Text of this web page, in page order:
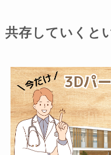
共存していくと